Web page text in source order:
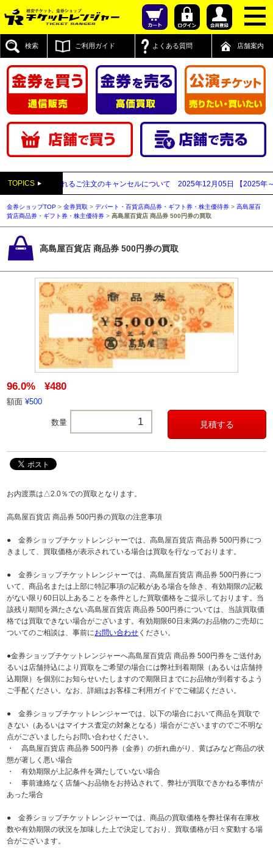
検索 ご利用ガイド よくある質問 店舗案内
TOPICS
者と思われるご注文のキャンセルについて 2025年12月05日 【2025年～2026
金券ショップTOP >金券買取 >デパート・百貨店商品券・ギフト券・株主優待券 >高島屋百
貨店商品券・ギフト券・株主優待券 >高島屋百貨店 商品券 500円券の買取
高島屋百貨店 商品券 500円券の買取
96.0% ¥480
額面 ¥500
数量
お内渡票は△2.0％での買取となります。
高島屋百貨店 商品券 500円券の買取の注意事項
● 金券ショップチケットレンジャーでは、高島屋百貨店 商品券 500円券につ
きまして、買取価格が表示されている場合は買取を行なっております。
● 金券ショップチケットレンジャーでは、高島屋百貨店 商品券 500円券につ
いて、商品名または上部に特記事項の記載がある場合を除き、有効期限の記載
がない限り60日以上あることを条件とした買取価格をご提示しております。当
該残り期間を満たさない高島屋百貨店 商品券 500円券については、当該買取価
格では買取できない場合がございます。有効期限60日未満のお品物のご売却に
ついてのご相談は、事前にお問い合わせ ください。
●金券ショップチケットレンジャーへ高島屋百貨店 商品券 500円券をご送付あ
るいは店舗持込により買取をご希望の場合には弊社到着期限（あるいは店舗持
込期限）を個別にお知らせいたしますので期限日までにお品物が到着するよう
ご手配ください。なお、詳細はお客様ご利用ガイドでご確認ください。
● 金券ショップチケットレンジャーでは、以下の場合において商品を買取で
きない（あるいはマイナス査定の対象となる）場合がございますのでご不明な
点がございましたらお問い合わせください。
・ 高島屋百貨店 商品券 500円券（金券）の折れ曲がり、黄ばみなど商品の状
態が著しく悪い場合
・ 有効期限が上記条件を満たしていない場合
・ 事前連絡なく店舗へお品物をお持込されて、弊社が買取できかねる事情が
あった場合
● 金券ショップチケットレンジャーでは、商品の買取価格を弊社保有在庫枚
数や有効期限の状況を加味した上で決定しており、買取価格が日々変動する場
合がございます。